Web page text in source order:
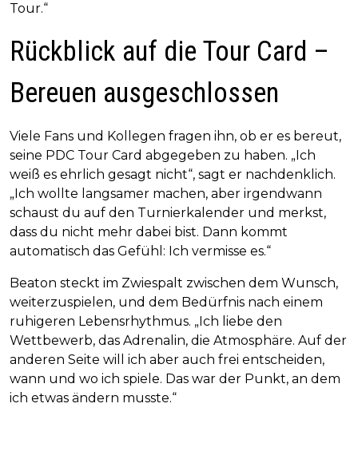
Tour.“
Rückblick auf die Tour Card –
Bereuen ausgeschlossen
Viele Fans und Kollegen fragen ihn, ob er es bereut,
seine PDC Tour Card abgegeben zu haben. „Ich
weiß es ehrlich gesagt nicht“, sagt er nachdenklich.
„Ich wollte langsamer machen, aber irgendwann
schaust du auf den Turnierkalender und merkst,
dass du nicht mehr dabei bist. Dann kommt
automatisch das Gefühl: Ich vermisse es.“
Beaton steckt im Zwiespalt zwischen dem Wunsch,
weiterzuspielen, und dem Bedürfnis nach einem
ruhigeren Lebensrhythmus. „Ich liebe den
Wettbewerb, das Adrenalin, die Atmosphäre. Auf der
anderen Seite will ich aber auch frei entscheiden,
wann und wo ich spiele. Das war der Punkt, an dem
ich etwas ändern musste.“